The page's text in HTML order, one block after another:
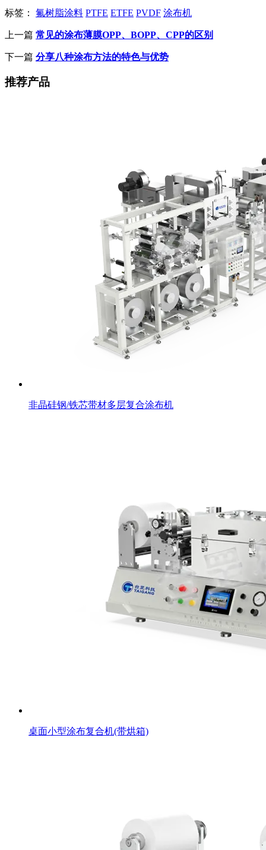
标签： 氟树脂涂料 PTFE ETFE PVDF 涂布机
上一篇 常见的涂布薄膜OPP、BOPP、CPP的区别
下一篇 分享八种涂布方法的特色与优势
推荐产品
非晶硅钢/铁芯带材多层复合涂布机
桌面小型涂布复合机(带烘箱)